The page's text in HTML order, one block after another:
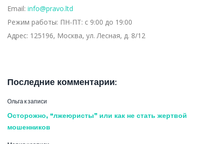
Email: info@pravo.ltd
Режим работы: ПН-ПТ: с 9:00 до 19:00
Адрес: 125196, Москва, ул. Лесная, д. 8/12
Последние комментарии:
Ольга к записи
Осторожно, “лжеюристы” или как не стать жертвой
мошенников